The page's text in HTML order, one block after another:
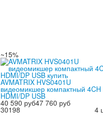
~15%
AVMATRIX HVS0401U
видеомикшер компактный 4CH
HDMI/DP USB
40 590 руб47 760 руб
4
30198